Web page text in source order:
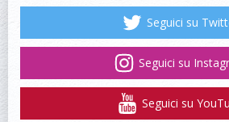
Seguici su
Seguici su
Seguici su